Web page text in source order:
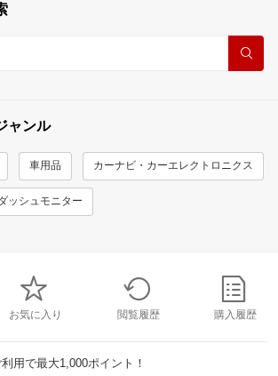
ャンル
車用品 カーナビ・カーエレクトロニクス
ッシュモニター
お気に入り 閲覧履歴 購入履歴
用で最大1,000ポイント！